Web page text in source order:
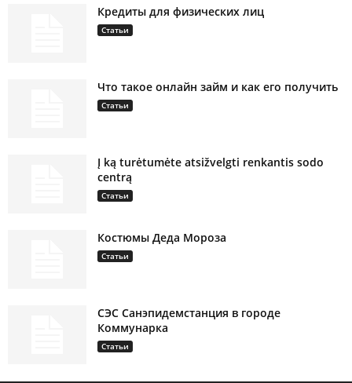
Кредиты для физических лиц
Статьи
Что такое онлайн займ и как его получить
Статьи
Į ką turėtumėte atsižvelgti renkantis sodo
centrą
Статьи
Костюмы Деда Мороза
Статьи
СЭС Санэпидемстанция в городе
Коммунарка
Статьи